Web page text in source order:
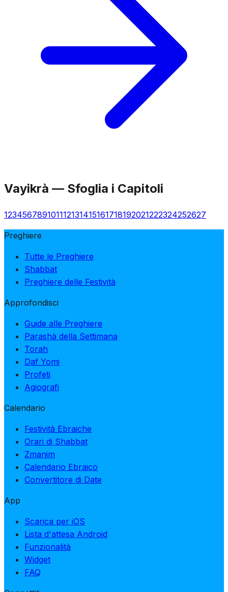
Vayikrà — Sfoglia i Capitoli
123456789101112131415161718192021222324252627
Preghiere
Tutte le Preghiere
Shabbat
Preghiere delle Festività
Approfondisci
Guide alle Preghiere
Parashà della Settimana
Torah
Daf Yomi
Profeti
Agiografi
Calendario
Festività Ebraiche
Orari di Shabbat
Zmanim
Calendario Ebraico
Convertitore di Date
App
Scarica per iOS
Lista d'attesa Android
Funzionalità
Widget
FAQ